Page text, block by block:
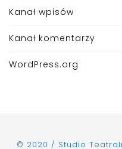
Kanał wpisów
Kanał komentarzy
WordPress.org
© 2020 / Studio